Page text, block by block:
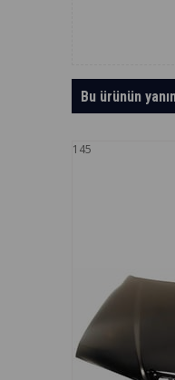
Bu ürünün
145